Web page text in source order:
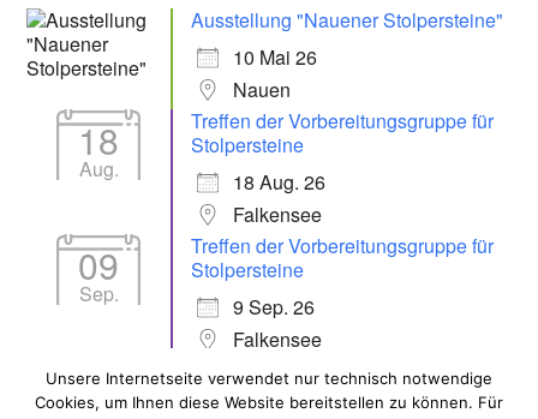
Ausstellung "Nauener Stolpersteine"
10 Mai 26
Nauen
18
Aug.
Treffen der Vorbereitungsgruppe für
Stolpersteine
18 Aug. 26
Falkensee
09
Sep.
Treffen der Vorbereitungsgruppe für
Stolpersteine
9 Sep. 26
Falkensee
Unsere Internetseite verwendet nur technisch notwendige
Cookies, um Ihnen diese Website bereitstellen zu können. Für